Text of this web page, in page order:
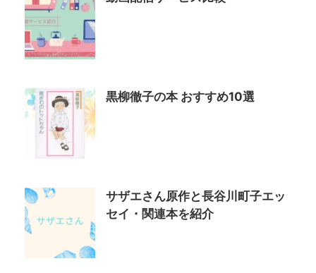
黒柳徹子の本 おすすめ10選
サザエさん原作と長谷川町子エッ
セイ・関連本を紹介